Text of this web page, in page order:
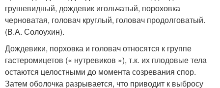
грушевидный, дождевик игольчатый, пороховка
черноватая, головач круглый, головач продолговатый.
(В.А. Солоухин).
Дождевики, порховка и головач относятся к группе
гастеромицетов (« нутревиков »), т.к. их плодовые тела
остаются целостными до момента созревания спор.
Затем оболочка разрывается, что приводит к выбросу